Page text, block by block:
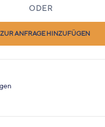
ZUR ANFRAGE HINZUFÜGEN